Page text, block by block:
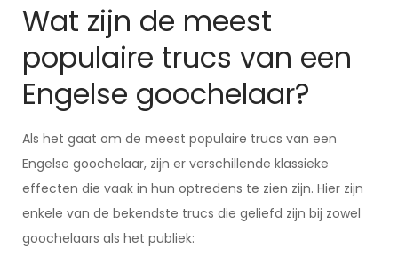
Wat zijn de meest
populaire trucs van een
Engelse goochelaar?
Als het gaat om de meest populaire trucs van een
Engelse goochelaar, zijn er verschillende klassieke
effecten die vaak in hun optredens te zien zijn. Hier zijn
enkele van de bekendste trucs die geliefd zijn bij zowel
goochelaars als het publiek: